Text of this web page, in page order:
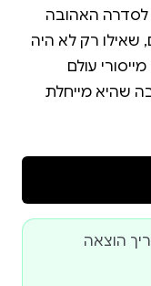
לסדרה האהובה
שאילו רק לא היה
עולם
שהיא מייחלת
שאין לאן
הוצאה